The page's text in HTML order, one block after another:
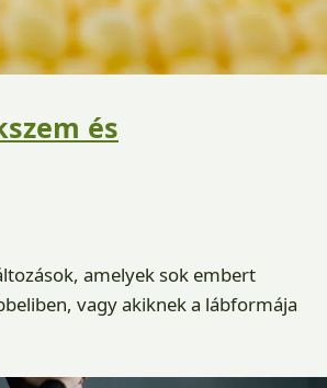
és
amelyek sok embert
vagy akiknek a lábformája